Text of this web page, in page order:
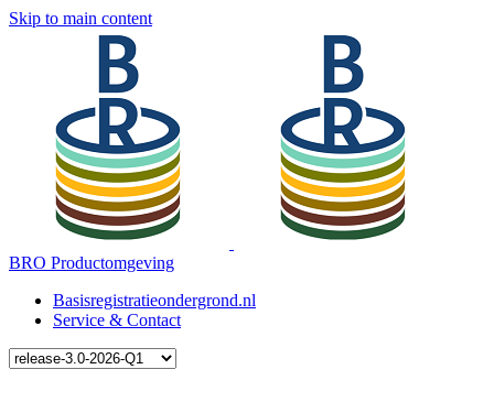
Skip to main content
BRO Productomgeving
Basisregistratieondergrond.nl
Service & Contact